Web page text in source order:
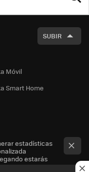
SUBIR
Móvil
Smart Home
estadísticas
estarás